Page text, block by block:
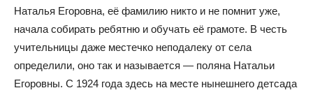
Наталья Егоровна, её фамилию никто и не помнит уже,
начала собирать ребятню и обучать её грамоте. В честь
учительницы даже местечко неподалеку от села
определили, оно так и называется — поляна Натальи
Егоровны. С 1924 года здесь на месте нынешнего детсада